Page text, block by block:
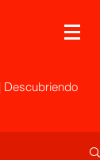
Descubriendo